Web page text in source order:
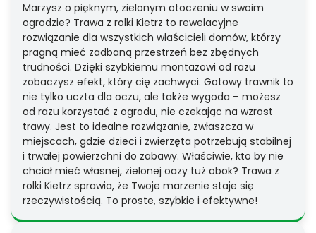
Marzysz o pięknym, zielonym otoczeniu w swoim
ogrodzie? Trawa z rolki Kietrz to rewelacyjne
rozwiązanie dla wszystkich właścicieli domów, którzy
pragną mieć zadbaną przestrzeń bez zbędnych
trudności. Dzięki szybkiemu montażowi od razu
zobaczysz efekt, który cię zachwyci. Gotowy trawnik to
nie tylko uczta dla oczu, ale także wygoda – możesz
od razu korzystać z ogrodu, nie czekając na wzrost
trawy. Jest to idealne rozwiązanie, zwłaszcza w
miejscach, gdzie dzieci i zwierzęta potrzebują stabilnej
i trwałej powierzchni do zabawy. Właściwie, kto by nie
chciał mieć własnej, zielonej oazy tuż obok? Trawa z
rolki Kietrz sprawia, że Twoje marzenie staje się
rzeczywistością. To proste, szybkie i efektywne!